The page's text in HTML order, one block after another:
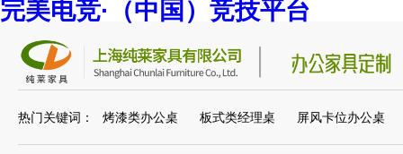
完美电竞·（中国）竞技平台
热门关键词： 烤漆类办公桌 板式类经理桌 屏风卡位办公桌